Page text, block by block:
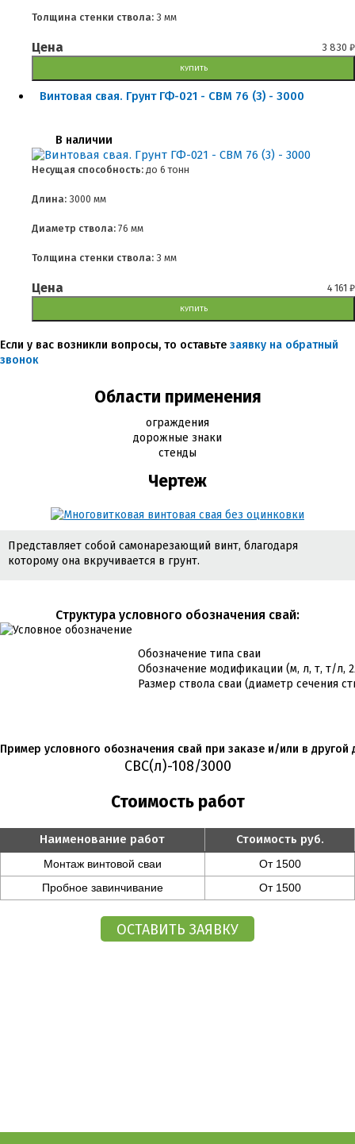
Толщина стенки ствола: 3 мм
Цена 3 830 ₽
КУПИТЬ
Винтовая свая. Грунт ГФ-021 - СВМ 76 (3) - 3000
В наличии
Несущая способность: до 6 тонн
Длина: 3000 мм
Диаметр ствола: 76 мм
Толщина стенки ствола: 3 мм
Цена 4 161 ₽
КУПИТЬ
Если у вас возникли вопросы, то оставьте заявку на обратный
звонок
Области применения
ограждения
дорожные знаки
стенды
Чертеж
Представляет собой самонарезающий винт, благодаря
которому она вкручивается в грунт.
Cтруктура условного обозначения свай:
Обозначение типа сваи
Обозначение модификации (м, л, т, т/л,
Размер ствола сваи (диаметр сечения
Пример условного обозначения свай при заказе и/или в другой
СВС(л)-108/3000
Стоимость работ
Наименование работ Стоимость руб.
Монтаж винтовой сваи
От 1500
Пробное завинчивание
От 1500